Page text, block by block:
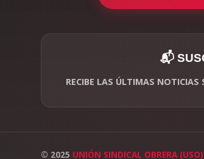
📬
RECIBE LAS ÚLTIMAS NOTICIAS
© 2025 UNIÓN SINDICAL OBRERA